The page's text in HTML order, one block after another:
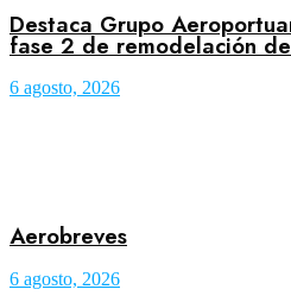
Destaca Grupo
fase 2 de remodelación
6 agosto, 2026
Aerobreves
6 agosto, 2026